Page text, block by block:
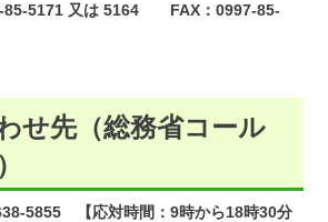
5171 又は 5164 FAX：0997-85-
せ先（総務省コール
5855 【応対時間：9時から18時30分